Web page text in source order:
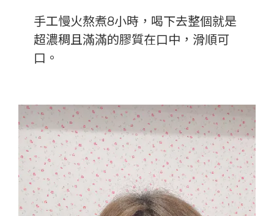
手工慢火熬煮8小時，喝下去整個就是
超濃稠且滿滿的膠質在口中，滑順可
口。